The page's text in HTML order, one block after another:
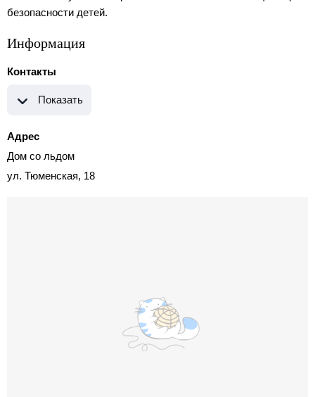
безопасности детей.
Информация
Контакты
Показать
Адрес
Дом со льдом
ул. Тюменская, 18